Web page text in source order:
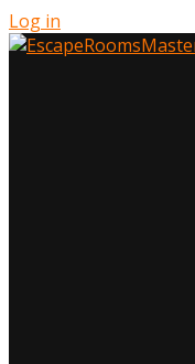
Log in